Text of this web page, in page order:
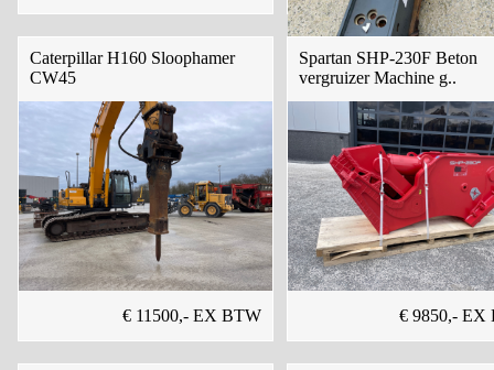
€ 6850,- EX
Caterpillar H160 Sloophamer
CW45
€ 11500,- EX BTW
Spartan SHP-230F Beton
vergruizer Machine g..
€ 9850,- EX